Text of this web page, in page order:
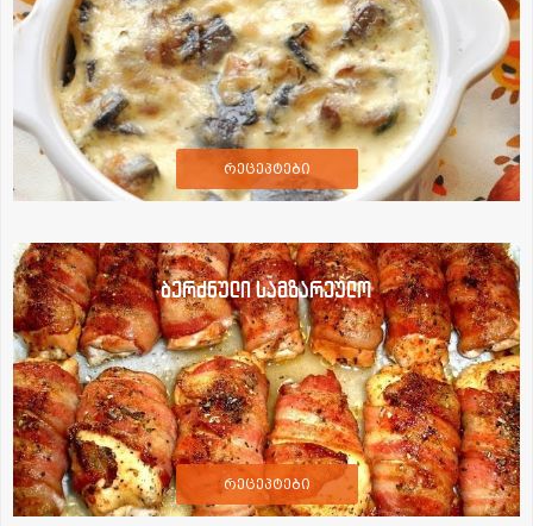
რეცეპტები
ბერძნული სამზარეულო
რეცეპტები